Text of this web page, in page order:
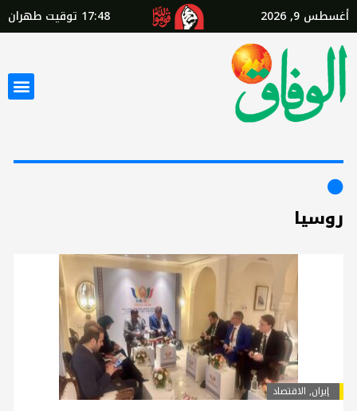
أغسطس 9, 2026 17:48 توقيت طهران
روسيا
إيران, الاقتصاد